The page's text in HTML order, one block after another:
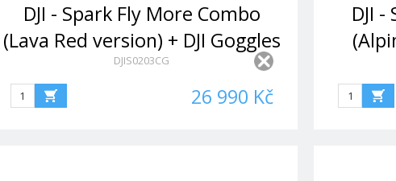
DJI - Spark Fly More Combo
(Lava Red version) + DJI Goggles
DJIS0203CG
26 990 Kč
DJI